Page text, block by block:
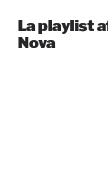
La playlist
Nova